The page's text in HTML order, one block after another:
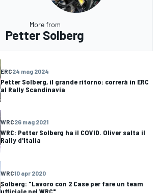
More from
Petter Solberg
ERC24 mag 2024
Petter Solberg, il grande ritorno: correrà in ERC
al Rally Scandinavia
WRC26 mag 2021
WRC: Petter Solberg ha il COVID. Oliver salta il
Rally d'Italia
WRC10 apr 2020
Solberg: "Lavoro con 2 Case per fare un team
ufficiale nel WRC"